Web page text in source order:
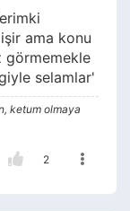
ama konu
görmemekle
selamlar'
ketum olmaya
2